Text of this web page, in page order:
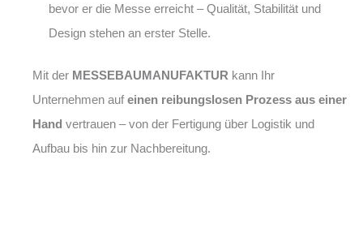
bevor er die Messe erreicht – Qualität, Stabilität und
Design stehen an erster Stelle.
Mit der MESSEBAUMANUFAKTUR kann Ihr
Unternehmen auf einen reibungslosen Prozess aus einer
Hand vertrauen – von der Fertigung über Logistik und
Aufbau bis hin zur Nachbereitung.